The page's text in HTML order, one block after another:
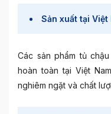
Sản xuất tại Việt
Các sản phẩm tủ
hoàn toàn tại Việt
nghiêm ngặt và chất